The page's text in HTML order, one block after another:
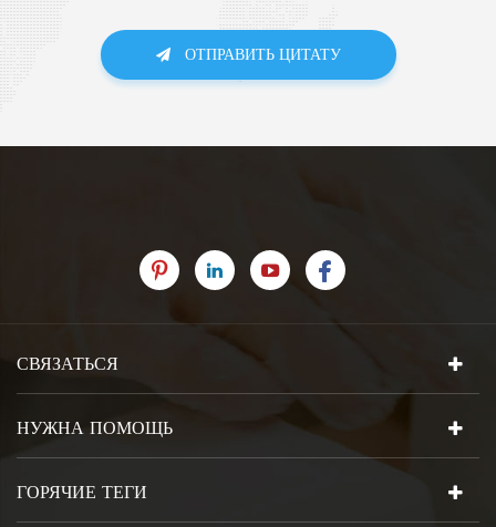
ОТПРАВИТЬ ЦИТАТУ
СВЯЗАТЬСЯ
НУЖНА ПОМОЩЬ
ГОРЯЧИЕ ТЕГИ